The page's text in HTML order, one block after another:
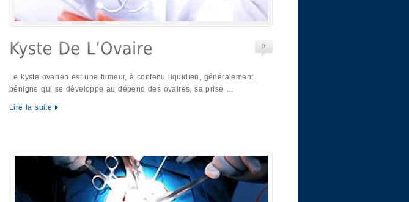
0
Le kyste ovarien est une tumeur, à contenu liquidien, généralement
bénigne qui se développe au dépend des ovaires, sa prise …
Lire la suite